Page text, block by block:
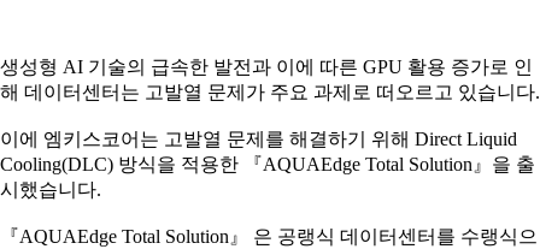
생성형 AI 기술의 급속한 발전과 이에 따른 GPU 활용 증가로 인
해 데이터센터는 고발열 문제가 주요 과제로 떠오르고 있습니다.
이에 엠키스코어는 고발열 문제를 해결하기 위해 Direct Liquid
Cooling(DLC) 방식을 적용한 『AQUAEdge Total Solution』을 출
시했습니다.
『AQUAEdge Total Solution』 은 공랭식 데이터센터를 수랭식으